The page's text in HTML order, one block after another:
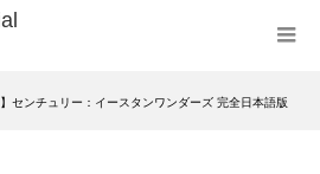
】センチュリー：イースタンワンダーズ 完全日本語版